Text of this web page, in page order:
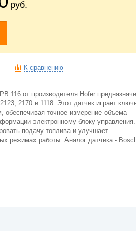
руб.
К сравнению
116 от производителя Hofer
2170 и 1118. Этот датчик играет
обеспечивая точное измерение объема
электронному блоку
подачу топлива и улучшает
режимах работы. Аналог датчика -